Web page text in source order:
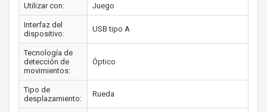
Utilizar con: Juego
Interfaz del
dispositivo:
USB tipo A
Tecnología de
detección de
movimientos:
Óptico
Tipo de
desplazamiento:
Rueda